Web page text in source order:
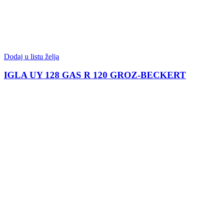
Dodaj u listu želja
IGLA UY 128 GAS R 120 GROZ-BECKERT